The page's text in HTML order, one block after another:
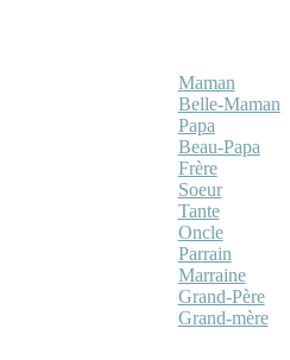
Maman
Belle-Maman
Papa
Beau-Papa
Frère
Soeur
Tante
Oncle
Parrain
Marraine
Grand-Père
Grand-mère